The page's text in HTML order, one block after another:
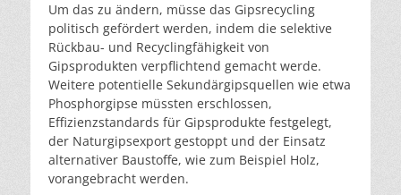
Um das zu ändern, müsse das Gipsrecycling
politisch gefördert werden, indem die selektive
Rückbau- und Recyclingfähigkeit von
Gipsprodukten verpflichtend gemacht werde.
Weitere potentielle Sekundärgipsquellen wie etwa
Phosphorgipse müssten erschlossen,
Effizienzstandards für Gipsprodukte festgelegt,
der Naturgipsexport gestoppt und der Einsatz
alternativer Baustoffe, wie zum Beispiel Holz,
vorangebracht werden.